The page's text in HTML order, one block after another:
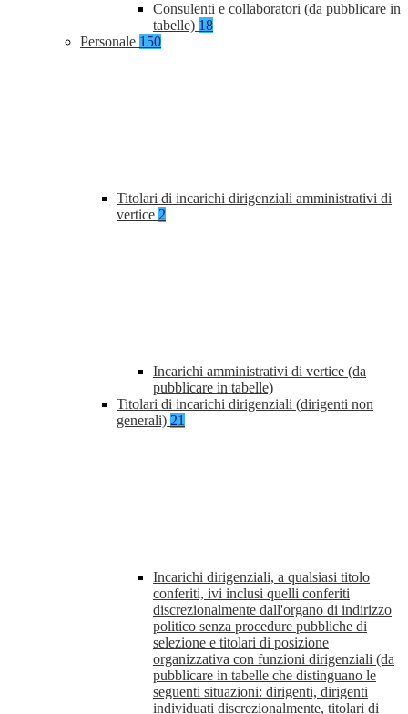
Consulenti e collaboratori (da pubblicare in
tabelle) 18
Personale 150
Titolari di incarichi dirigenziali amministrativi di
vertice 2
Incarichi amministrativi di vertice (da
pubblicare in tabelle)
Titolari di incarichi dirigenziali (dirigenti non
generali) 21
Incarichi dirigenziali, a qualsiasi titolo
conferiti, ivi inclusi quelli conferiti
discrezionalmente dall'organo di indirizzo
politico senza procedure pubbliche di
selezione e titolari di posizione
organizzativa con funzioni dirigenziali (da
pubblicare in tabelle che distinguano le
seguenti situazioni: dirigenti, dirigenti
individuati discrezionalmente, titolari di